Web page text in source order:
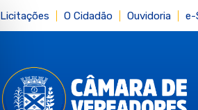
Licitações O Cidadão Ouvidoria e-